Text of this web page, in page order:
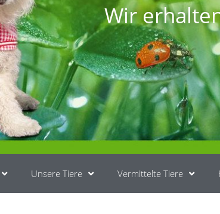
Wir
Unsere Tiere Vermittelte Tiere